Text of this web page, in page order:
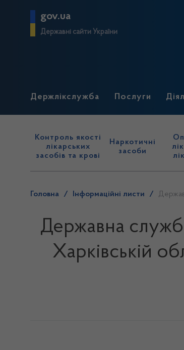
gov.ua
Державні сайти України
Держлікслужба Послуги
Контроль якості
лікарських
засобів та крові
Наркотичні
засоби
Головна / Інформаційні листи /
Державна
Харківській